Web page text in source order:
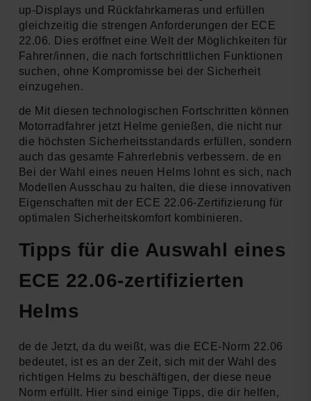
up-Displays und Rückfahrkameras und erfüllen
gleichzeitig die strengen Anforderungen der ECE
22.06. Dies eröffnet eine Welt der Möglichkeiten für
Fahrer/innen, die nach fortschrittlichen Funktionen
suchen, ohne Kompromisse bei der Sicherheit
einzugehen.
de Mit diesen technologischen Fortschritten können
Motorradfahrer jetzt Helme genießen, die nicht nur
die höchsten Sicherheitsstandards erfüllen, sondern
auch das gesamte Fahrerlebnis verbessern. de en
Bei der Wahl eines neuen Helms lohnt es sich, nach
Modellen Ausschau zu halten, die diese innovativen
Eigenschaften mit der ECE 22.06-Zertifizierung für
optimalen Sicherheitskomfort kombinieren.
Tipps für die Auswahl eines
ECE 22.06-zertifizierten
Helms
de de Jetzt, da du weißt, was die ECE-Norm 22.06
bedeutet, ist es an der Zeit, sich mit der Wahl des
richtigen Helms zu beschäftigen, der diese neue
Norm erfüllt. Hier sind einige Tipps, die dir helfen,